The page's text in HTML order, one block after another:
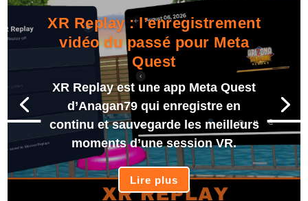
XR Replay : l’enregistrement
vidéo du passé pour Meta
Quest
XR Replay est une app Meta Quest
d’Anagan79 qui enregistre en
continu et sauvegarde les meilleurs
moments d’une session VR.
Lire plus